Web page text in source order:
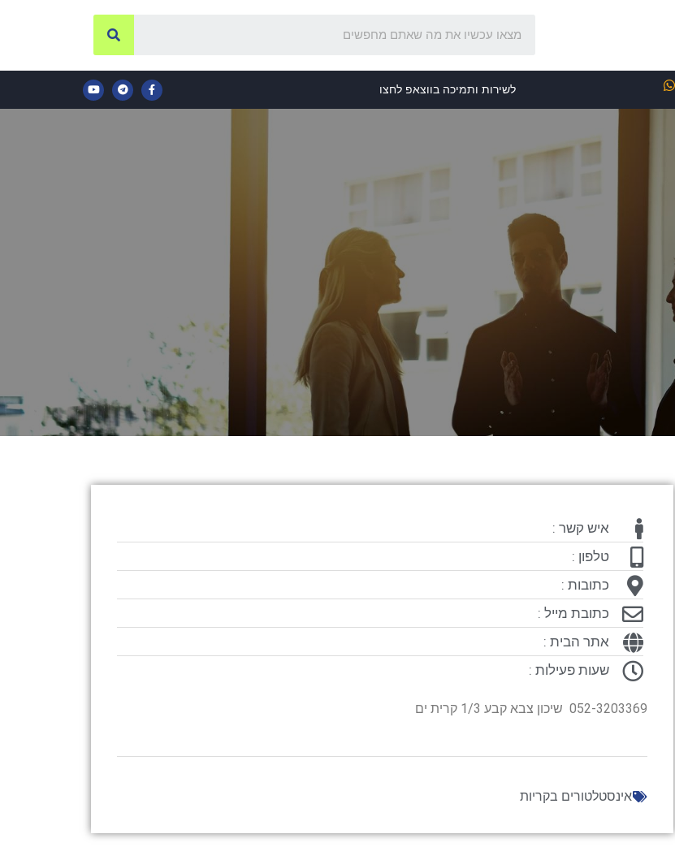
לשירות ותמיכה בווצאפ לחצו
איש קשר :
טלפון :
כתובות :
כתובת מייל :
אתר הבית :
שעות פעילות :
052-3203369 שיכון צבא קבע 1/3 קרית ים
אינסטלטורים בקריות